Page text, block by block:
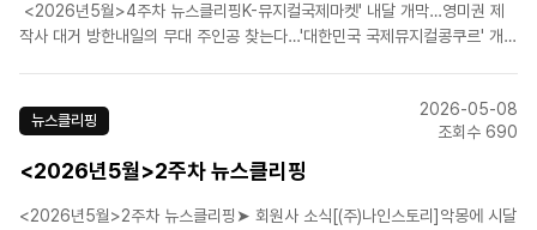
<2026년5월>4주차 뉴스클리핑K-뮤지컬국제마켓' 내달 개막…영미권 제
작사 대거 방한내일의 무대 주인공 찾는다…'대한민국 국제뮤지컬콩쿠르' 개
들.....
뉴스클리핑
2026-05-08
조회수 690
<2026년5월>2주차 뉴스클리핑
<2026년5월>2주차 뉴스클리핑➤ 회원사 소식[(주)나인스토리]악몽에 시달